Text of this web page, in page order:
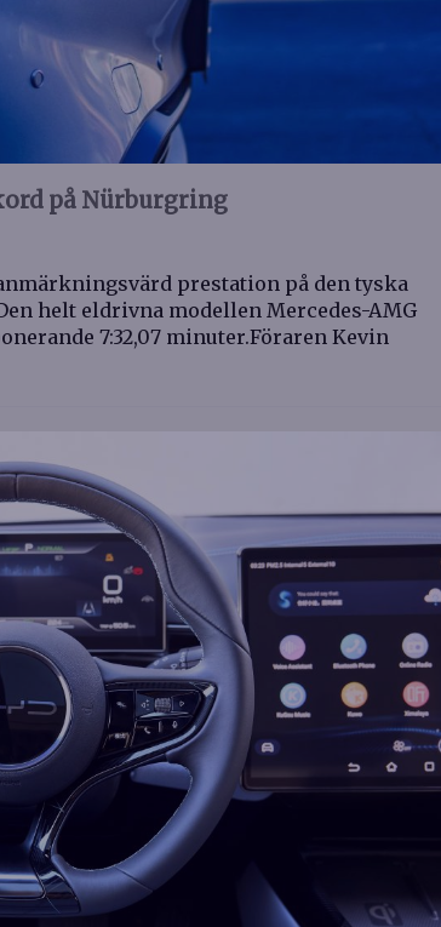
på Nürburgring
prestation på den tyska
helt eldrivna modellen Mercedes-AMG
7:32,07 minuter.Föraren Kevin